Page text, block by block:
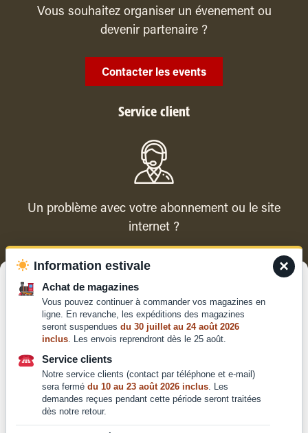
Pour offrir les meilleures expériences, nous utilisons des technologies
telles que les cookies pour stocker et/ou accéder aux informations des
appareils. Le fait de consentir à ces technologies nous permettra de
traiter des données telles que le comportement de navigation ou les ID
uniques sur ce site. Le fait de ne pas consentir ou de retirer son
consentement peut avoir un effet négatif sur certaines caractéristiques
et fonctions.
Accepter
Vous souhaitez organiser un évenement ou
devenir partenaire ?
Contacter les events
Service client
Un problème avec votre abonnement ou le site
internet ?
Contacter le service client
Mentions légales
Conditions générales de
vente et d'utilisation
×
Information estivale
Achat de magazines
Vous pouvez continuer à commander vos magazines en
ligne. En revanche, les expéditions des magazines
seront suspendues du 30 juillet au 24 août 2026
inclus. Les envois reprendront dès le 25 août.
Service clients
Notre service clients (contact par téléphone et e-mail)
sera fermé du 10 au 23 août 2026 inclus. Les
demandes reçues pendant cette période seront traitées
dès notre retour.